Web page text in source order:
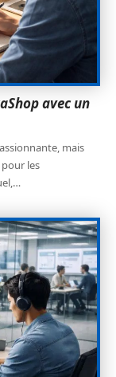
avec un
mais
les
…